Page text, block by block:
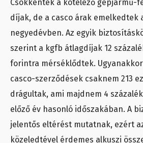
Csökkentek a kötelező gépjármű-
díjak, de a casco árak emelkedtek
negyedévben. Az egyik
szerint a kgfb átlagdíjak 12
forintra mérséklődtek.
casco-szerződések csaknem 213
drágultak, ami majdnem 4
előző év hasonló időszakában. A
jelentős eltérést mutatnak, ezért
közeledtével érdemes alkuszi